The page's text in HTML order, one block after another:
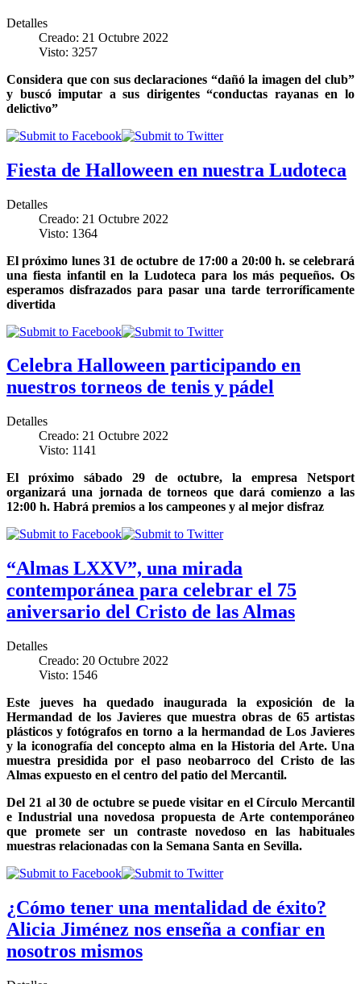
Detalles
Creado: 21 Octubre 2022
Visto: 3257
Considera que con sus declaraciones “dañó la imagen del club”
y buscó imputar a sus dirigentes “conductas rayanas en lo
delictivo”
Fiesta de Halloween en nuestra Ludoteca
Detalles
Creado: 21 Octubre 2022
Visto: 1364
El próximo lunes 31 de octubre de 17:00 a 20:00 h. se celebrará
una fiesta infantil en la Ludoteca para los más pequeños. Os
esperamos disfrazados para pasar una tarde terroríficamente
divertida
Celebra Halloween participando en
nuestros torneos de tenis y pádel
Detalles
Creado: 21 Octubre 2022
Visto: 1141
El próximo sábado 29 de octubre, la empresa Netsport
organizará una jornada de torneos que dará comienzo a las
12:00 h. Habrá premios a los campeones y al mejor disfraz
“Almas LXXV”, una mirada
contemporánea para celebrar el 75
aniversario del Cristo de las Almas
Detalles
Creado: 20 Octubre 2022
Visto: 1546
Este jueves ha quedado inaugurada la exposición de la
Hermandad de los Javieres que muestra obras de 65 artistas
plásticos y fotógrafos en torno a la hermandad de Los Javieres
y la iconografía del concepto alma en la Historia del Arte. Una
muestra presidida por el paso neobarroco del Cristo de las
Almas expuesto en el centro del patio del Mercantil.
Del 21 al 30 de octubre se puede visitar en el Círculo Mercantil
e Industrial una novedosa propuesta de Arte contemporáneo
que promete ser un contraste novedoso en las habituales
muestras relacionadas con la Semana Santa en Sevilla.
¿Cómo tener una mentalidad de éxito?
Alicia Jiménez nos enseña a confiar en
nosotros mismos